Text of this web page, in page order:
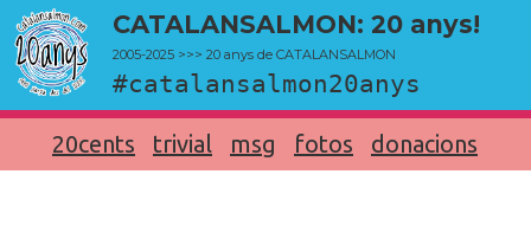
CATALANSALMON: 20 anys!
2005-2025 >>> 20 anys de CATALANSALMON
#catalansalmon20anys
20cents trivial msg fotos donacions